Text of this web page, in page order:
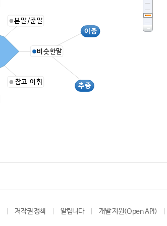
본말/준말
이증
추증
비슷한말
참고 어휘
저작권 정책 알립니다 개발 지원(Open API)